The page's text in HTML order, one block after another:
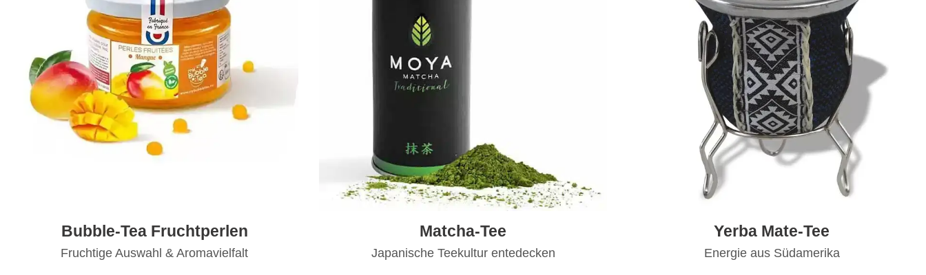
Bubble-Tea Fruchtperlen
Fruchtige Auswahl & Aromavielfalt
Matcha-Tee
Japanische Teekultur entedecken
Yerba Mate-Tee
Energie aus Südamerika